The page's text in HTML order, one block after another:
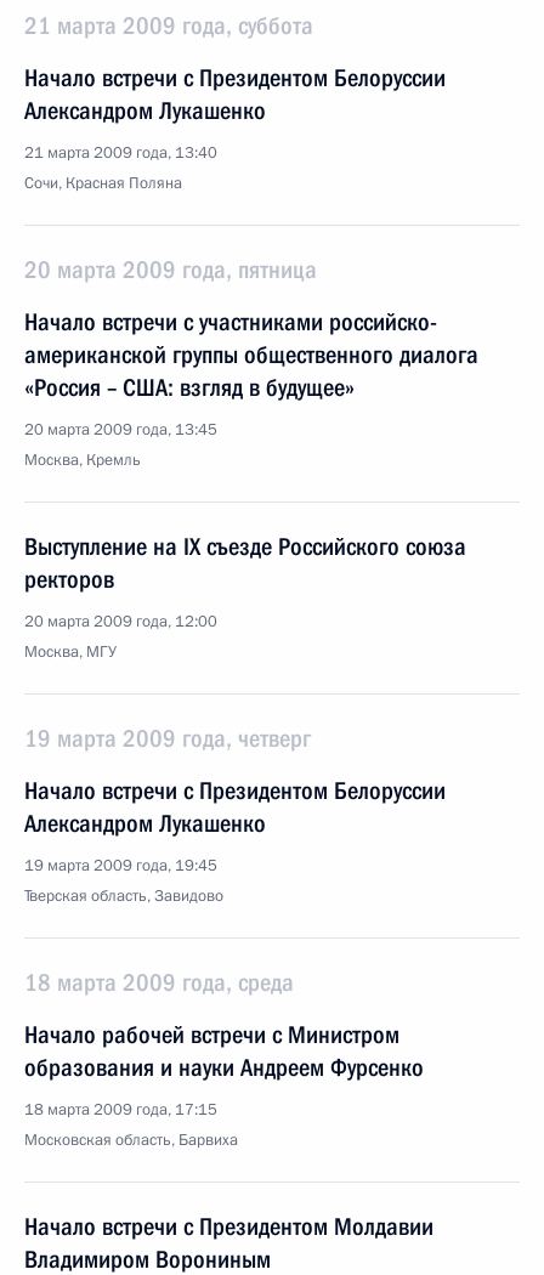
21 марта 2009 года, суббота
Начало встречи с Президентом Белоруссии
Александром Лукашенко
21 марта 2009 года, 13:40
Сочи, Красная Поляна
20 марта 2009 года, пятница
Начало встречи с участниками российско-
американской группы общественного диалога
«Россия – США: взгляд в будущее»
20 марта 2009 года, 13:45
Москва, Кремль
Выступление на IX съезде Российского союза
ректоров
20 марта 2009 года, 12:00
Москва, МГУ
19 марта 2009 года, четверг
Начало встречи с Президентом Белоруссии
Александром Лукашенко
19 марта 2009 года, 19:45
Тверская область, Завидово
18 марта 2009 года, среда
Начало рабочей встречи с Министром
образования и науки Андреем Фурсенко
18 марта 2009 года, 17:15
Московская область, Барвиха
Начало встречи с Президентом Молдавии
Владимиром Ворониным